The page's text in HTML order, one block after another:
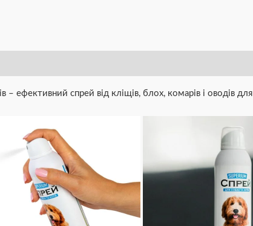
ефективний спрей від кліщів, блох, комарів і оводів для